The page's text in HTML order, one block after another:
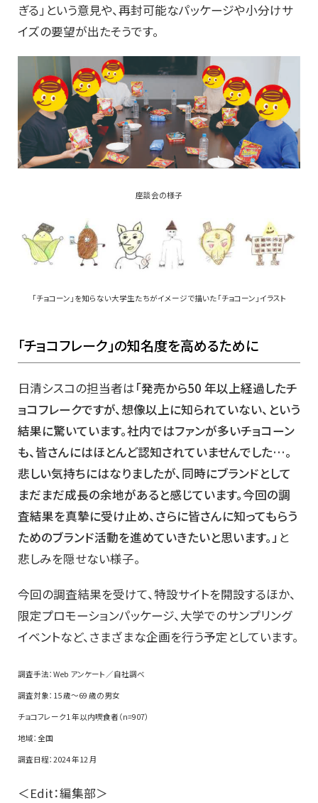
ぎる」という意見や、再封可能なパッケージや小分けサ
イズの要望が出たそうです。
座談会の様子
「チョコーン」を知らない大学生たちがイメージで描いた「チョコーン」イラスト
「チョコフレーク」の知名度を高めるために
日清シスコの担当者は「発売から50 年以上経過したチ
ョコフレークですが、想像以上に知られていない、という
結果に驚いています。社内ではファンが多いチョコーン
も、皆さんにはほとんど認知されていませんでした…。
悲しい気持ちにはなりましたが、同時にブランドとして
まだまだ成長の余地があると感じています。今回の調
査結果を真摯に受け止め、さらに皆さんに知ってもらう
ためのブランド活動を進めていきたいと思います。」 と
悲しみを隠せない様子。
今回の調査結果を受けて、特設サイトを開設するほか、
限定プロモーションパッケージ、大学でのサンプリング
イベントなど、さまざまな企画を行う予定としています。
調査手法：Web アンケート／自社調べ
調査対象：15 歳～69 歳の男女
チョコフレーク1 年以内喫食者（n=907）
地域：全国
調査日程：2024 年12 月
＜Edit：編集部＞